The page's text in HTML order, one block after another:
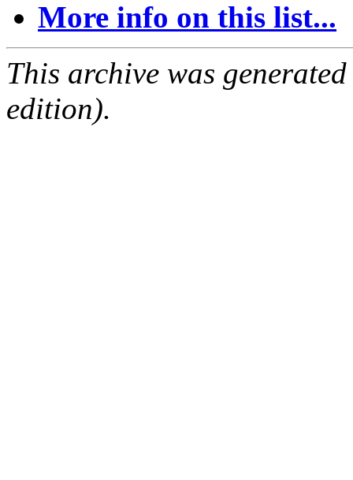
More info on this list...
This archive was
edition).